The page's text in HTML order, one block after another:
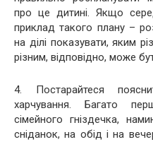
про це дитині. Якщо
приклад такого плану –
на ділі показувати, яким
різним, відповідно, може
4. Постарайтеся
харчування. Багато
сімейного гніздечка,
сніданок, на обід і на